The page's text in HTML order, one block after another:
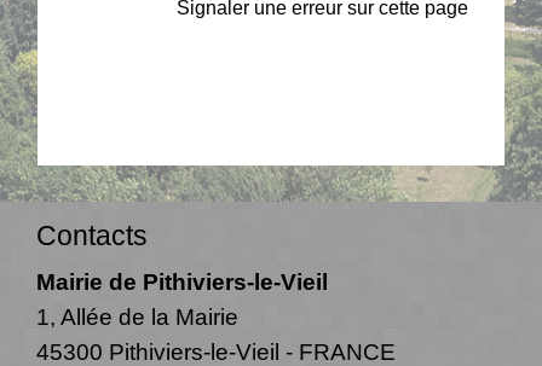
Signaler une erreur sur cette page
Contacts
Mairie de Pithiviers-le-Vieil
1, Allée de la Mairie
45300 Pithiviers-le-Vieil - FRANCE